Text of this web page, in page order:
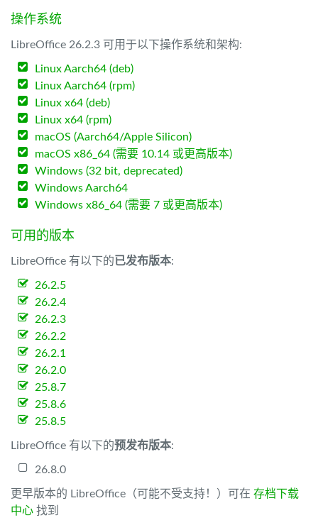
操作系统
LibreOffice 26.2.3 可用于以下操作系统和架构:
Linux Aarch64 (deb)
Linux Aarch64 (rpm)
Linux x64 (deb)
Linux x64 (rpm)
macOS (Aarch64/Apple Silicon)
macOS x86_64 (需要 10.14 或更高版本)
Windows (32 bit, deprecated)
Windows Aarch64
Windows x86_64 (需要 7 或更高版本)
可用的版本
LibreOffice 有以下的已发布版本:
26.2.5
26.2.4
26.2.3
26.2.2
26.2.1
26.2.0
25.8.7
25.8.6
25.8.5
LibreOffice 有以下的预发布版本:
26.8.0
更早版本的 LibreOffice（可能不受支持！）可在 存档下载
中心 找到